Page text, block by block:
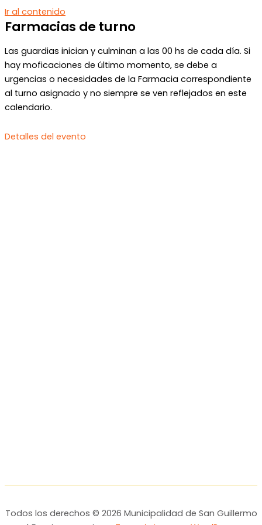
Ir al contenido
Farmacias de turno
Las guardias inician y culminan a las 00 hs de cada día. Si
hay moficaciones de último momento, se debe a
urgencias o necesidades de la Farmacia correspondiente
al turno asignado y no siempre se ven reflejados en este
calendario.
Detalles del evento
Todos los derechos © 2026 Municipalidad de San Guillermo